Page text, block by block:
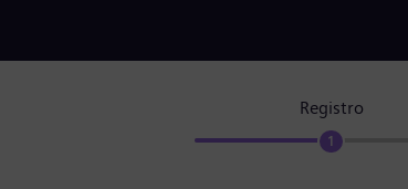
Registro
1